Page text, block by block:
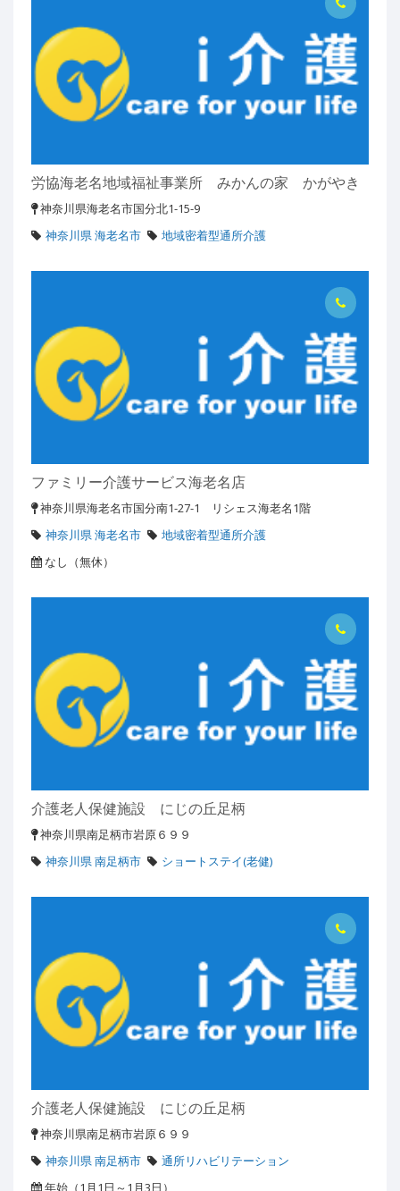
労協海老名地域福祉事業所 みかんの家 かがやき
神奈川県海老名市国分北1-15-9
神奈川県 海老名市
地域密着型通所介護
ファミリー介護サービス海老名店
神奈川県海老名市国分南1-27-1 リシェス海老名1階
神奈川県 海老名市
地域密着型通所介護
なし（無休）
介護老人保健施設 にじの丘足柄
神奈川県南足柄市岩原６９９
神奈川県 南足柄市
ショートステイ(老健)
介護老人保健施設 にじの丘足柄
神奈川県南足柄市岩原６９９
神奈川県 南足柄市
通所リハビリテーション
年始（1月1日～1月3日）